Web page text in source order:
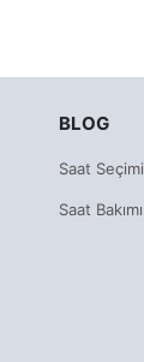
BLOG
Saat Seçimi
Saat Bakımı